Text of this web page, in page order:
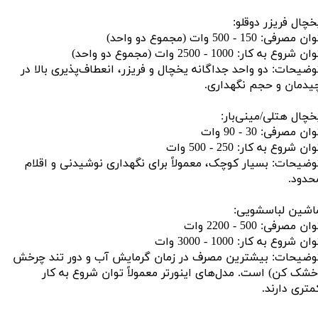
فریزر دوقلو:
مصرفی: 150 - 500 وات (مجموع دو واحد)
شروع به کار: 1000 - 2500 وات (مجموع دو واحد)
دو واحد جداگانه یخچال و فریزر، انعطاف‌پذیری بالا در
و حجم نگهداری.
هتلی/مینی‌بار:
مصرفی: 30 - 90 وات
شروع به کار: 250 - 500 وات
بسیار کوچک، معمولاً برای نگهداری نوشیدنی و اقلام
لباسشویی:
مصرفی: 500 - 2200 وات
شروع به کار: 1000 - 3000 وات
بیشترین مصرف در زمان گرمایش آب و دور تند چرخش
کن) است. مدل‌های اینورتر معمولاً توان شروع به کار
دارند.